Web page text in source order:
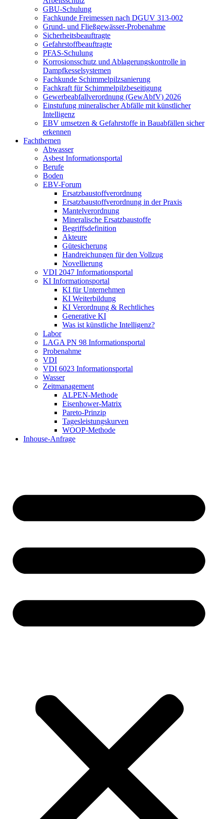
GBU-Schulung
Fachkunde Freimessen nach DGUV 313‑002
Grund- und Fließgewässer-Probenahme
Sicherheitsbeauftragte
Gefahrstoffbeauftragte
PFAS-Schulung
Korrosionsschutz und Ablagerungskontrolle in
Dampfkesselsystemen
Fachkunde Schimmelpilzsanierung
Fachkraft für Schimmelpilzbeseitigung
Gewerbeabfallverordnung (GewAbfV) 2026
Einstufung mineralischer Abfälle mit künstlicher
Intelligenz
EBV umsetzen & Gefahrstoffe in Bauabfällen sicher
erkennen
Fachthemen
Abwasser
Asbest Informationsportal
Berufe
Boden
EBV-Forum
Ersatzbaustoffverordnung
Ersatzbaustoffverordnung in der Praxis
Mantelverordnung
Mineralische Ersatzbaustoffe
Begriffsdefinition
Akteure
Gütesicherung
Handreichungen für den Vollzug
Novellierung
VDI 2047 Informationsportal
KI Informationsportal
KI für Unternehmen
KI Weiterbildung
KI Verordnung & Rechtliches
Generative KI
Was ist künstliche Intelligenz?
Labor
LAGA PN 98 Informationsportal
Probenahme
VDI
VDI 6023 Informationsportal
Wasser
Zeitmanagement
ALPEN-Methode
Eisenhower-Matrix
Pareto-Prinzip
Tagesleistungskurven
WOOP-Methode
Inhouse-Anfrage